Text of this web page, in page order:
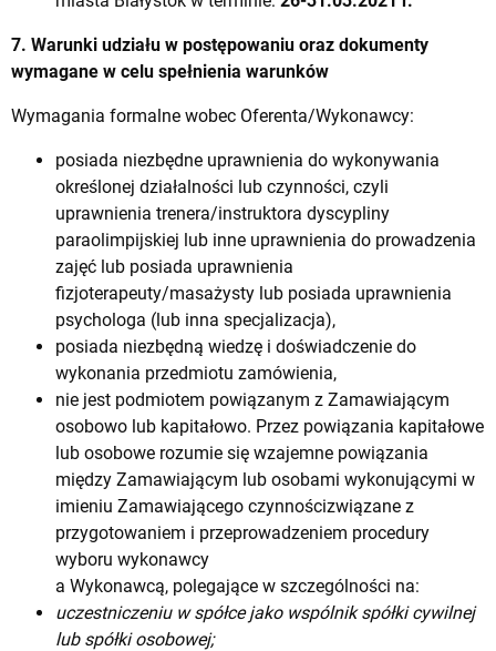
7. Warunki udziału w postępowaniu oraz dokumenty
wymagane w celu spełnienia warunków
Wymagania formalne wobec Oferenta/Wykonawcy:
posiada niezbędne uprawnienia do wykonywania
określonej działalności lub czynności, czyli
uprawnienia trenera/instruktora dyscypliny
paraolimpijskiej lub inne uprawnienia do prowadzenia
zajęć lub posiada uprawnienia
fizjoterapeuty/masażysty lub posiada uprawnienia
psychologa (lub inna specjalizacja),
posiada niezbędną wiedzę i doświadczenie do
wykonania przedmiotu zamówienia,
nie jest podmiotem powiązanym z Zamawiającym
osobowo lub kapitałowo. Przez powiązania kapitałowe
lub osobowe rozumie się wzajemne powiązania
między Zamawiającym lub osobami wykonującymi w
imieniu Zamawiającego czynnościzwiązane z
przygotowaniem i przeprowadzeniem procedury
wyboru wykonawcy
a Wykonawcą, polegające w szczególności na:
uczestniczeniu w spółce jako wspólnik spółki cywilnej
lub spółki osobowej;